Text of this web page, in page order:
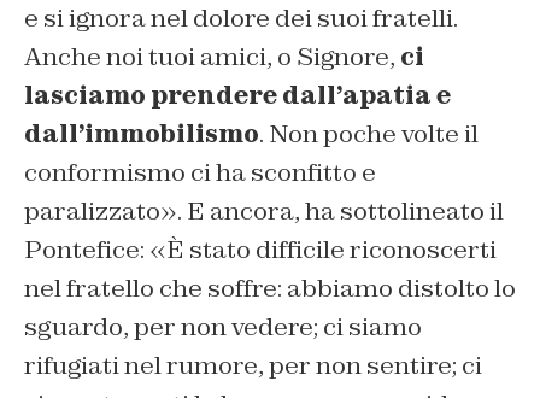
e si ignora nel dolore dei suoi fratelli.
Anche noi tuoi amici, o Signore, ci
lasciamo prendere dall’apatia e
dall’immobilismo. Non poche volte il
conformismo ci ha sconfitto e
paralizzato». E ancora, ha sottolineato il
Pontefice: «È stato difficile riconoscerti
nel fratello che soffre: abbiamo distolto lo
sguardo, per non vedere; ci siamo
rifugiati nel rumore, per non sentire; ci